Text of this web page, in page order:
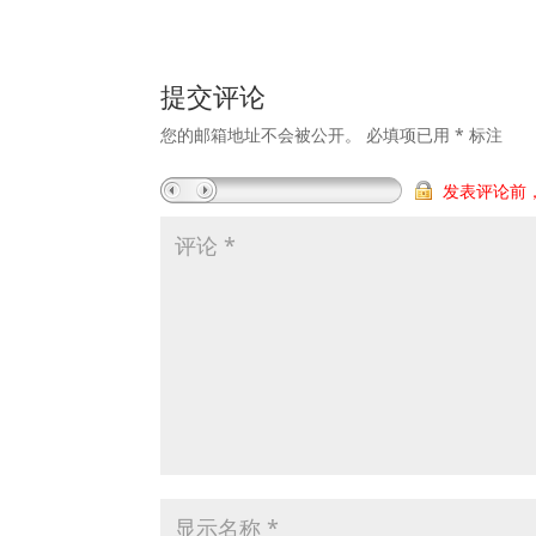
提交评论
您的邮箱地址不会被公开。 必填项已用* 标注
发表评论前